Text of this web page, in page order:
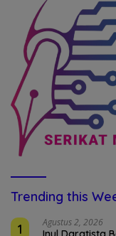
Trending this
1
Agustus 2, 2026